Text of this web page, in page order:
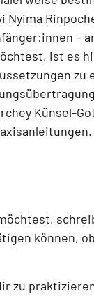
Nyima
–
ist es
zu
Künsel-
.
,
können,
zu